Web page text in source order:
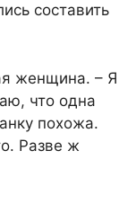
составить
женщина. – Я
что одна
похожа.
Разве ж